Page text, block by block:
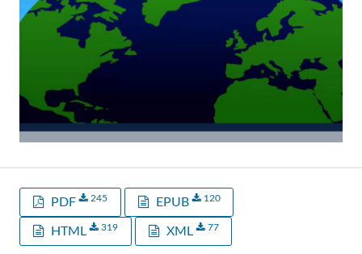
PDF 245 EPUB 120
HTML 319 XML 77